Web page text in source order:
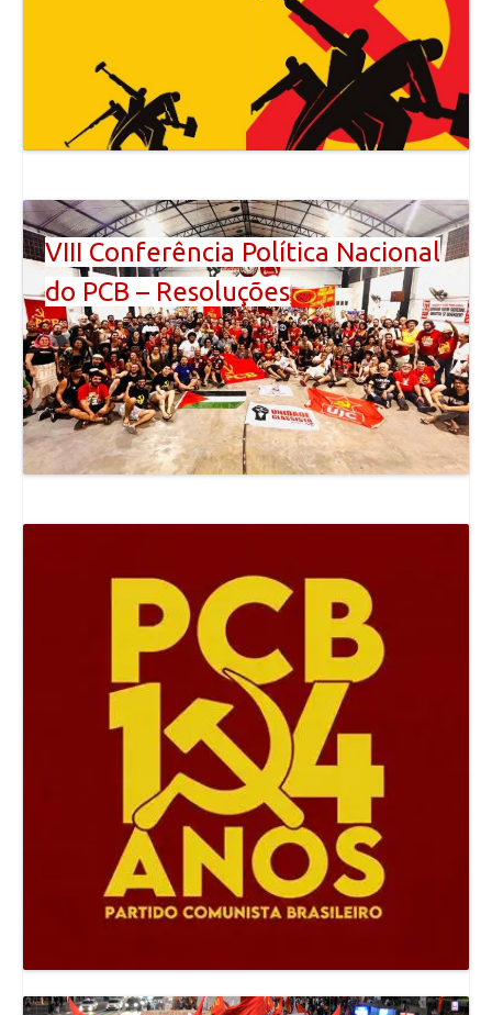
VIII Conferência Política Nacional
do PCB – Resoluções